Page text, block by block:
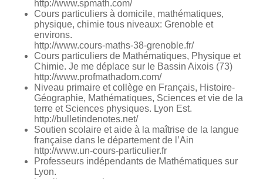
http://www.spmath.com/
Cours particuliers à domicile, mathématiques,
physique, chimie tous niveaux: Grenoble et
environs.
http://www.cours-maths-38-grenoble.fr/
Cours particuliers de Mathématiques, Physique et
Chimie. Je me déplace sur le Bassin Aixois (73)
http://www.profmathadom.com/
Niveau primaire et collège en Français, Histoire-
Géographie, Mathématiques, Sciences et vie de la
terre et Sciences physiques. Lyon Est.
http://bulletindenotes.net/
Soutien scolaire et aide à la maîtrise de la langue
française dans le département de l’Ain
http://www.un-cours-particulier.fr
Professeurs indépendants de Mathématiques sur
Lyon.